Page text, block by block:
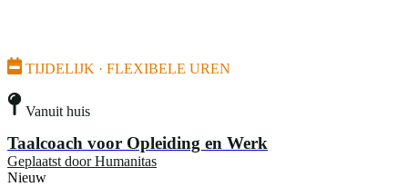
TIJDELIJK · FLEXIBELE UREN
Vanuit huis
Taalcoach voor Opleiding en Werk
Geplaatst door Humanitas
Nieuw